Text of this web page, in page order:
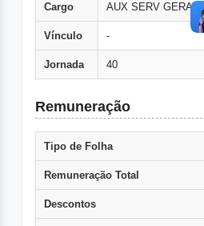
Cargo AUX SERV GERAIS
Vínculo -
Jornada 40
Remuneração
Tipo de Folha
Remuneração Total
Descontos